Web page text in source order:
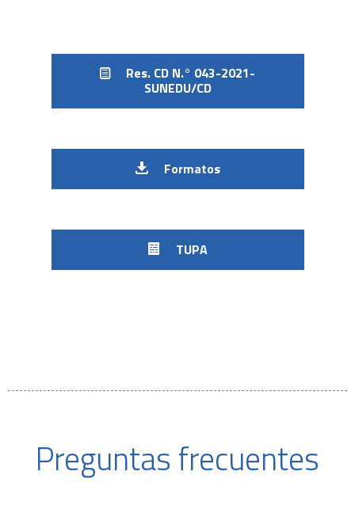
Res. CD N.° 043-2021-
SUNEDU/CD
Formatos
TUPA
Preguntas frecuentes